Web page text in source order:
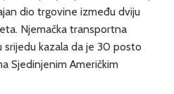
dio trgovine između dviju
Njemačka transportna
kazala da je 30 posto
Sjedinjenim Američkim